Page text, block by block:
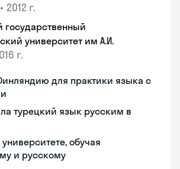
• 2012 г.
государственный
университет им А.И.
г.
для практики языка с
турецкий язык русским в
университете, обучая
и русскому